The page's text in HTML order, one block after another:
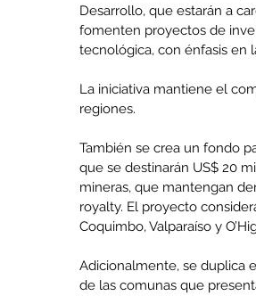
Our Recent Posts
Minería del cobre enfrenta
Desarrollo, que estarán a
fomenten proyectos de
tecnológica, con énfasis en
La iniciativa mantiene el
regiones.
También se crea un fondo
que se destinarán US$ 20
mineras, que mantengan
royalty. El proyecto
Coquimbo, Valparaíso y
Adicionalmente, se duplica
de las comunas que